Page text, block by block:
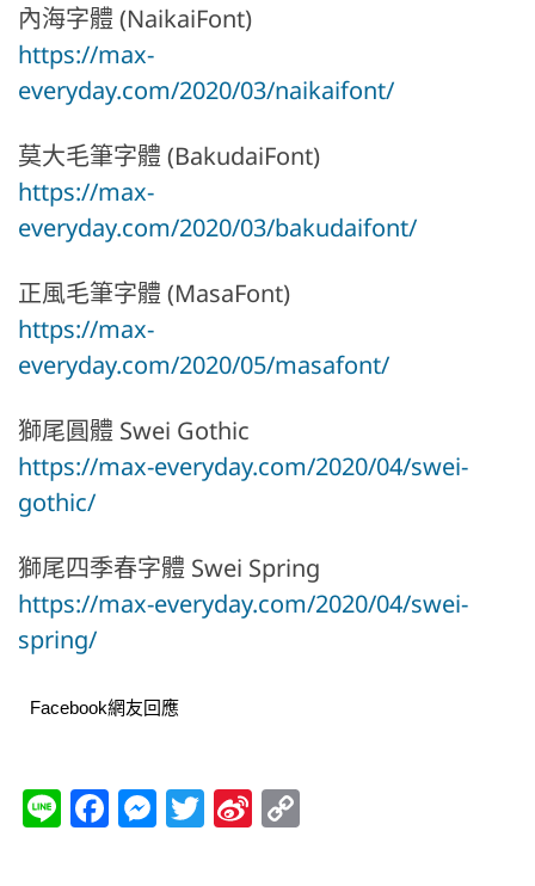
內海字體 (NaikaiFont)
https://max-
everyday.com/2020/03/naikaifont/
莫大毛筆字體 (BakudaiFont)
https://max-
everyday.com/2020/03/bakudaifont/
正風毛筆字體 (MasaFont)
https://max-
everyday.com/2020/05/masafont/
獅尾圓體 Swei Gothic
https://max-everyday.com/2020/04/swei-
gothic/
獅尾四季春字體 Swei Spring
https://max-everyday.com/2020/04/swei-
spring/
Facebook網友回應
Li F M T Si